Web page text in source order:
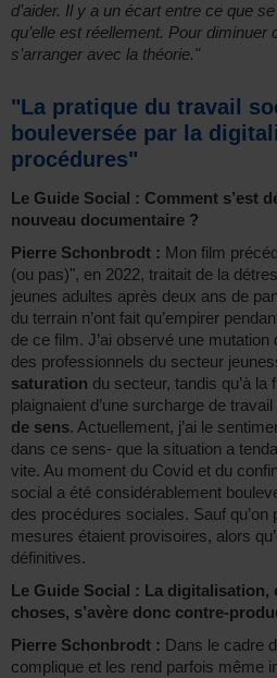
d’aider. Il y a un écart entre ce que
qu’elle est réellement. Pour diminuer
s’arranger avec la théorie."
"La pratique du travail
bouleversée par la
procédures"
Le Guide Social : Comment s’est
nouveau documentaire ?
Pierre Schonbrodt : Mon film
(ou pas)", en 2022, traitait de la
jeunes adultes après deux ans de
du terrain n’ont fait qu’empirer
de ce film. J’ai observé une mutation
des professionnels du secteur
saturation du secteur, tandis qu’à la
plaignaient d’une surcharge de
de sens. Actuellement, j’ai le
dans ce sens- que la situation a
vite. Au moment du Covid et du
social a été considérablement
des procédures sociales. Sauf qu’on
mesures étaient provisoires, alors
définitives.
Le Guide Social : La digitalisation,
choses, s’avère donc contre-
Pierre Schonbrodt : Dans le cadre
complique et les rend parfois même